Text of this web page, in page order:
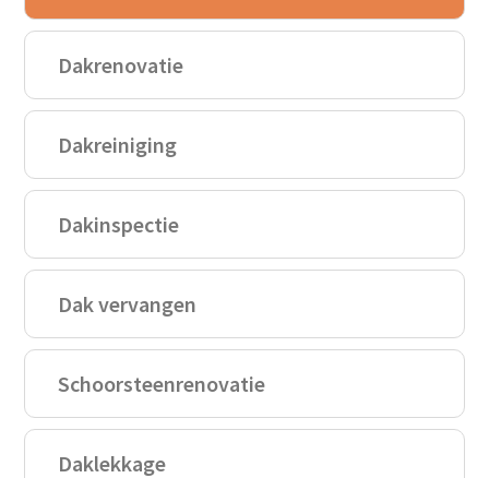
Dakrenovatie
Dakreiniging
Dakinspectie
Dak vervangen
Schoorsteenrenovatie
Daklekkage